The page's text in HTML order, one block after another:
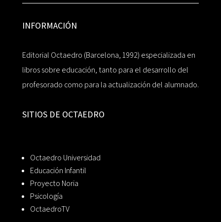
INFORMACIÓN
Editorial Octaedro (Barcelona, 1992) especializada en
libros sobre educación, tanto para el desarrollo del
profesorado como para la actualización del alumnado.
SITIOS DE OCTAEDRO
Octaedro Universidad
Educación Infantil
Proyecto Noria
Psicología
OctaedroTV